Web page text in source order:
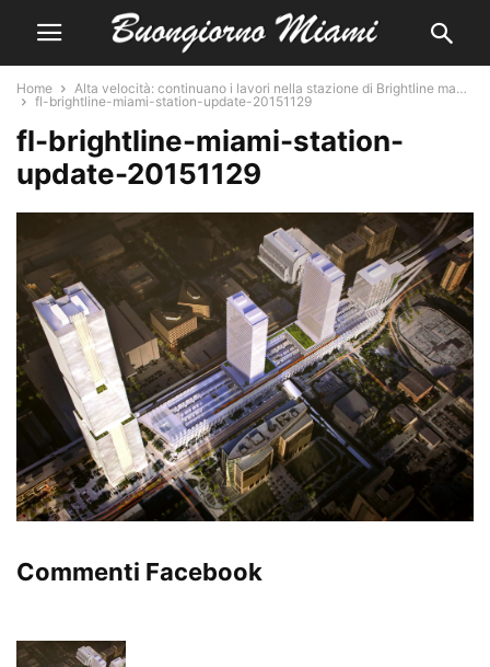
Home
Alta velocità: continuano i lavori nella stazione di Brightline ma…
fl-brightline-miami-station-update-20151129
fl-brightline-miami-station-
update-20151129
Commenti Facebook